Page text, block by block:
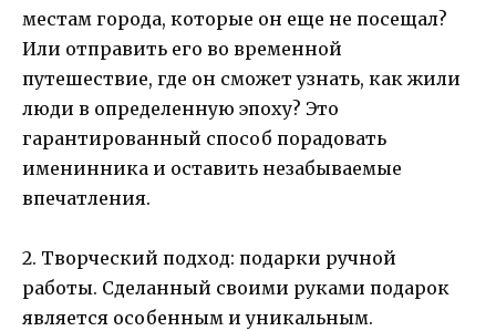
местам города, которые он еще не посещал?
Или отправить его во временной
путешествие, где он сможет узнать, как жили
люди в определенную эпоху? Это
гарантированный способ порадовать
именинника и оставить незабываемые
впечатления.
2. Творческий подход: подарки ручной
работы. Сделанный своими руками подарок
является особенным и уникальным.